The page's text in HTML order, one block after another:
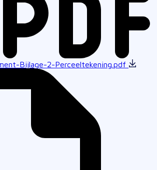
Bijlage-2-Perceeltekening.pdf